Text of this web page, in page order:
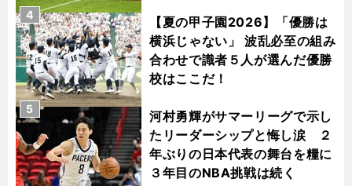
【夏の甲子園2026】「優勝は
横浜じゃない」 波乱必至の組み
合わせで識者５人が選んだ優勝
校はここだ！
4
河村勇輝がサマーリーグで示し
たリーダーシップと悔し涙 ２
年ぶりの日本代表の舞台を糧に
３年目のNBA挑戦は続く
5